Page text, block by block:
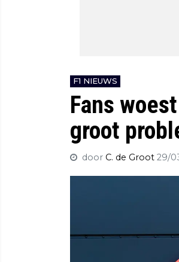
F1 NIEUWS
Fans
groot
door C. de Groot 29/